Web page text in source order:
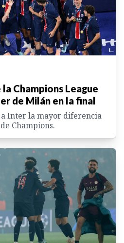
Champions League
de Milán en la final
a Inter la mayor diferencia
Champions.